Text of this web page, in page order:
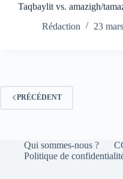
Taqbaylit vs. amazigh/
Rédaction
23
PRÉCÉDENT
Qui sommes-nous ?
Politique de